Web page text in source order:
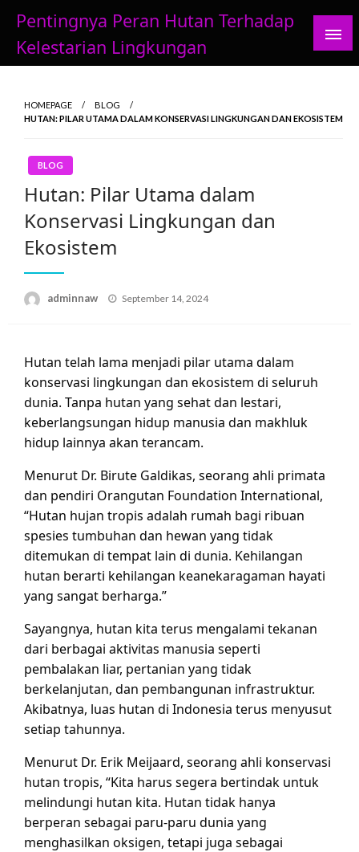
content
Pentingnya Peran Hutan Terhadap
Kelestarian Lingkungan
HOMEPAGE
BLOG
HUTAN: PILAR UTAMA DALAM KONSERVASI LINGKUNGAN DAN EKOSISTEM
BLOG
Hutan: Pilar Utama dalam
Konservasi Lingkungan dan
Ekosistem
adminnaw
Posted
September 14, 2024
Hutan telah lama menjadi pilar utama dalam
konservasi lingkungan dan ekosistem di seluruh
dunia. Tanpa hutan yang sehat dan lestari,
keberlangsungan hidup manusia dan makhluk
hidup lainnya akan terancam.
Menurut Dr. Birute Galdikas, seorang ahli primata
dan pendiri Orangutan Foundation International,
“Hutan hujan tropis adalah rumah bagi ribuan
spesies tumbuhan dan hewan yang tidak
ditemukan di tempat lain di dunia. Kehilangan
hutan berarti kehilangan keanekaragaman hayati
yang sangat berharga.”
Sayangnya, hutan kita terus mengalami tekanan
dari berbagai aktivitas manusia seperti
pembalakan liar, pertanian yang tidak
berkelanjutan, dan pembangunan infrastruktur.
Akibatnya, luas hutan di Indonesia terus menyusut
setiap tahunnya.
Menurut Dr. Erik Meijaard, seorang ahli konservasi
hutan tropis, “Kita harus segera bertindak untuk
melindungi hutan kita. Hutan tidak hanya
berperan sebagai paru-paru dunia yang
menghasilkan oksigen, tetapi juga sebagai